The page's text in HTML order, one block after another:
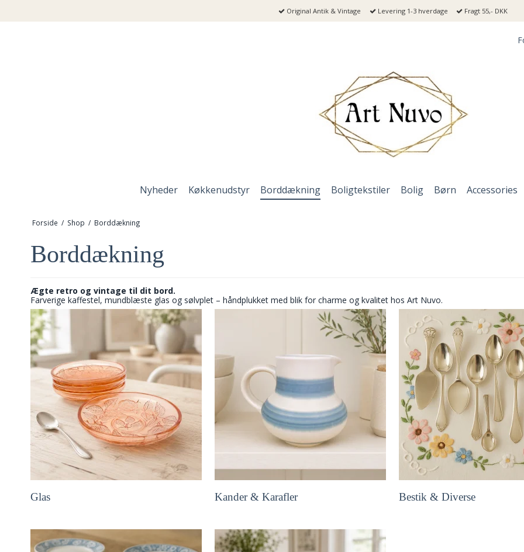
Original Antik & Vintage Levering 1-3 hverdage Fragt 55,- DKK
Nyheder Køkkenudstyr Borddækning Boligtekstiler Bolig Børn Accessories
Forside / Shop / Borddækning
Borddækning
Ægte retro og vintage til dit bord.
Farverige kaffestel, mundblæste glas og sølvplet – håndplukket med blik for charme og kvalitet hos Art Nuvo.
Glas Kander & Karafler Bestik & Diverse